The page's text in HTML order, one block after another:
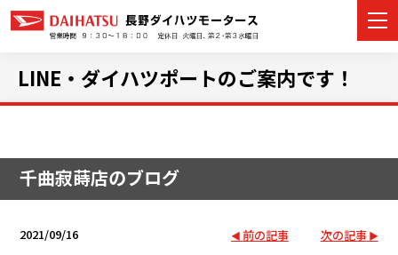
店舗情報
LINE・ダイハツポートのご案内です！
千曲寂蒔店のブログ
2021/09/16 前の記事 次の記事